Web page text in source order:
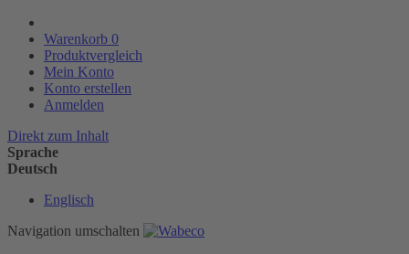
Warenkorb 0
Produktvergleich
Mein Konto
Konto erstellen
Anmelden
Direkt zum Inhalt
Sprache
Deutsch
Englisch
Navigation umschalten